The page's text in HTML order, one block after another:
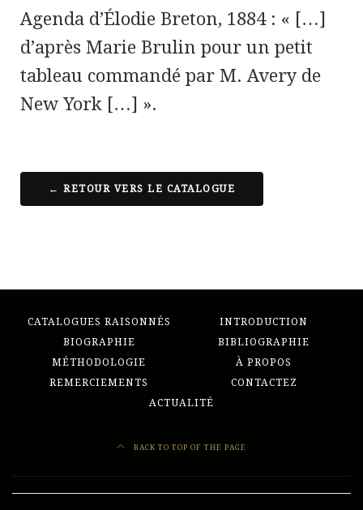
Agenda d’Élodie Breton, 1884 : « […]
d’après Marie Brulin pour un petit
tableau commandé par M. Avery de
New York […] ».
← RETOUR VERS LE CATALOGUE
CATALOGUES RAISONNÉS
INTRODUCTION
BIOGRAPHIE
BIBLIOGRAPHIE
MÉTHODOLOGIE
À PROPOS
REMERCIEMENTS
CONTACTEZ
ACTUALITÉ
BACK TO TOP OF THE PAGE